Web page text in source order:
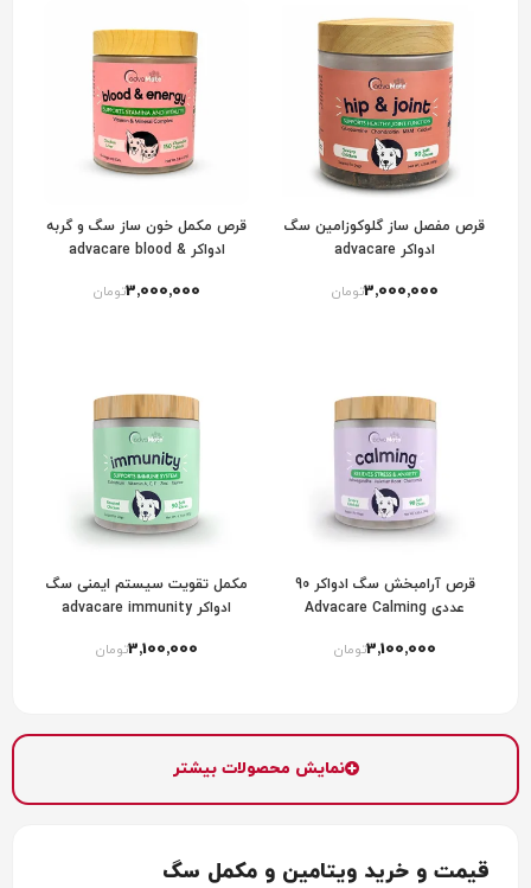
قرص مفصل ساز گلوکوزامین سگ
ادواکر advacare
3٬000٬000تومان
قرص مکمل خون ساز سگ و گربه
ادواکر advacare blood &
3٬000٬000تومان
قرص آرامبخش سگ ادواکر 90
عددی Advacare Calming
3٬100٬000تومان
مکمل تقویت سیستم ایمنی سگ
ادواکر advacare immunity
3٬100٬000تومان
نمایش محصولات بیشتر
قیمت و خرید ویتامین و مکمل سگ